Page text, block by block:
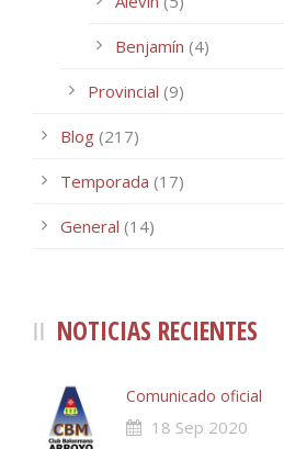
Benjamín (4)
Provincial (9)
Blog (217)
Temporada (17)
General (14)
NOTICIAS RECIENTES
Comunicado oficial
18 Sep 2020